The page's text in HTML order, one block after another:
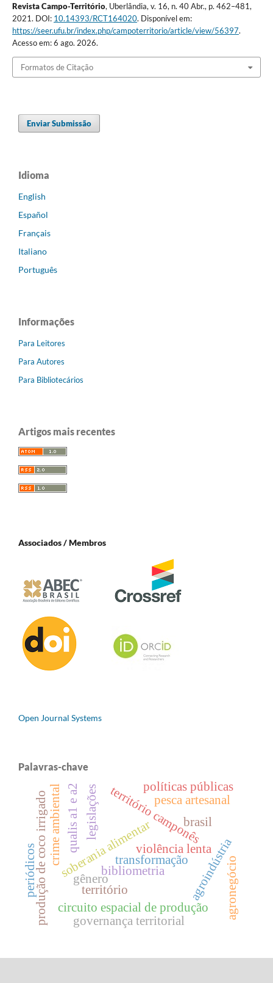
Revista Campo-Território, Uberlândia, v. 16, n. 40 Abr., p. 462–481,
2021. DOI: 10.14393/RCT164020. Disponível em:
https://seer.ufu.br/index.php/campoterritorio/article/view/56397.
Acesso em: 6 ago. 2026.
Formatos de Citação
Enviar Submissão
Idioma
English
Español
Français
Italiano
Português
Informações
Para Leitores
Para Autores
Para Bibliotecários
Artigos mais recentes
Associados / Membros
Open Journal Systems
Palavras-chave
território camponês
violência lentaagroindústria
soberania alimentar
crime ambiental
território
gênero
pesca artesanal
circuito espacial de produção
produção de coco irrigado governança territorial
bibliometria
periódicos
qualis a1 e a2
agronegócio
políticas públicas
legislações brasil
transformação